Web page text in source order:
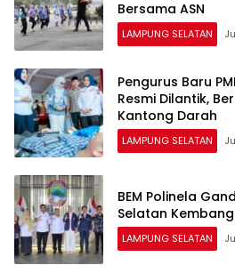
Bersama ASN
LAMPUNG SELATAN
Pengurus Baru
Resmi Dilantik,
Kantong Darah
LAMPUNG SELATAN
BEM Polinela
Selatan
LAMPUNG SELATAN